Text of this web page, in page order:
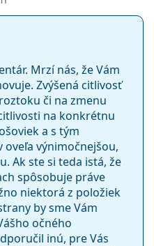
Mrzí nás, že Vám
Zvýšená citlivosť
či na zmenu
na konkrétnu
a s tým
výnimočnejšou,
Ak ste si teda istá, že
spôsobuje práve
niektorá z položiek
by sme Vám
očného
inú, pre Vás